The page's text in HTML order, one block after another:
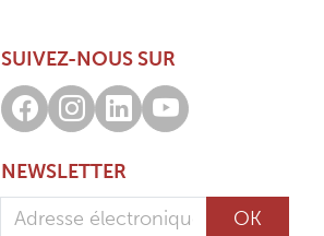
SUIVEZ-NOUS SUR
Facebook
Instagram
LinkedInYoutube
NEWSLETTER
Adresse électronique
OK